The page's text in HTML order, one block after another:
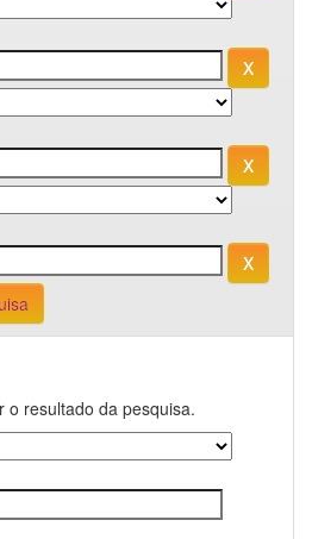
o resultado da pesquisa.